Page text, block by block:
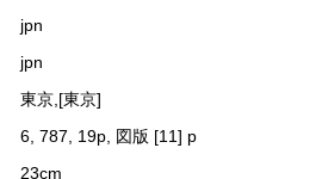
jpn
jpn
東京,[東京]
6, 787, 19p, 図版 [11] p
23cm